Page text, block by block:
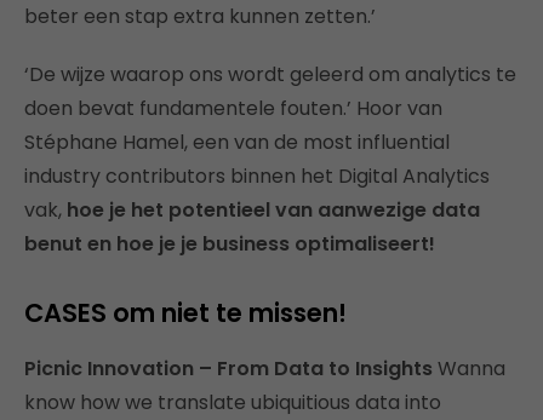
beter een stap extra kunnen zetten.’
‘De wijze waarop ons wordt geleerd om analytics te
doen bevat fundamentele fouten.’ Hoor van
Stéphane Hamel, een van de most influential
industry contributors binnen het Digital Analytics
vak, hoe je het potentieel van aanwezige data
benut en hoe je je business optimaliseert!
CASES om niet te missen!
Picnic Innovation – From Data to Insights Wanna
know how we translate ubiquitious data into